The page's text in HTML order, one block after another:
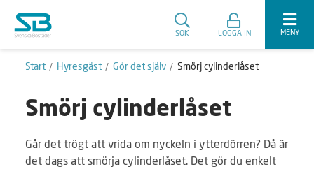
SÖK LOGGA IN MENY
Start Hyresgäst Gör det själv Smörj cylinderlåset
Smörj cylinderlåset
Går det trögt att vrida om nyckeln i ytterdörren? Då är
det dags att smörja cylinderlåset. Det gör du enkelt